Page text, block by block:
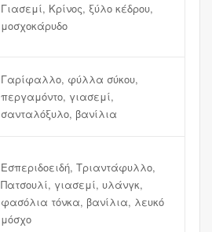
Γιασεμί, Κρίνος, ξύλο κέδρου,
μοσχοκάρυδο
Γαρίφαλλο, φύλλα σύκου,
περγαμόντο, γιασεμί,
σανταλόξυλο, βανίλια
Εσπεριδοειδή, Τριαντάφυλλο,
Πατσουλί, γιασεμί, υλάνγκ,
φασόλια τόνκα, βανίλια, λευκό
μόσχο